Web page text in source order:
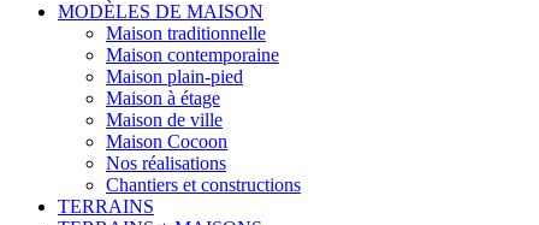
MODÈLES DE MAISON
Maison traditionnelle
Maison contemporaine
Maison plain-pied
Maison à étage
Maison de ville
Maison Cocoon
Nos réalisations
Chantiers et constructions
TERRAINS